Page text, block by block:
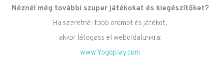
Néznél még további szuper játékokat és kiegészítőket?
Ha szeretnél több örömöt és játékot,
akkor látogass el weboldalunkra:
www.Yogoplay.com